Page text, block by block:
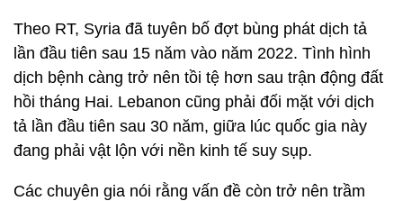
Theo RT, Syria đã tuyên bố đợt bùng phát dịch tả
lần đầu tiên sau 15 năm vào năm 2022. Tình hình
dịch bệnh càng trở nên tồi tệ hơn sau trận động đất
hồi tháng Hai. Lebanon cũng phải đối mặt với dịch
tả lần đầu tiên sau 30 năm, giữa lúc quốc gia này
đang phải vật lộn với nền kinh tế suy sụp.
Các chuyên gia nói rằng vấn đề còn trở nên trầm